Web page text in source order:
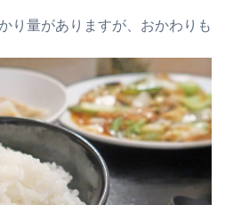
り量がありますが、おかわりも